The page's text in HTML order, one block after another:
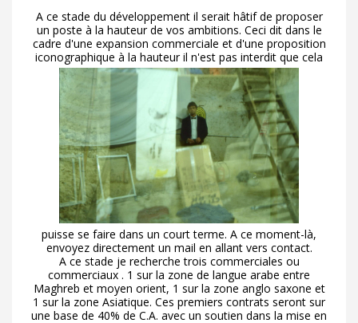
A ce stade du développement il serait hâtif de proposer
un poste à la hauteur de vos ambitions. Ceci dit dans le
cadre d'une expansion commerciale et d'une proposition
iconographique à la hauteur il n'est pas interdit que cela
puisse se faire dans un court terme. A ce moment-là,
envoyez directement un mail en allant vers contact.
A ce stade je recherche trois commerciales ou
commerciaux . 1 sur la zone de langue arabe entre
Maghreb et moyen orient, 1 sur la zone anglo saxone et
1 sur la zone Asiatique. Ces premiers contrats seront sur
une base de 40% de C.A. avec un soutien dans la mise en